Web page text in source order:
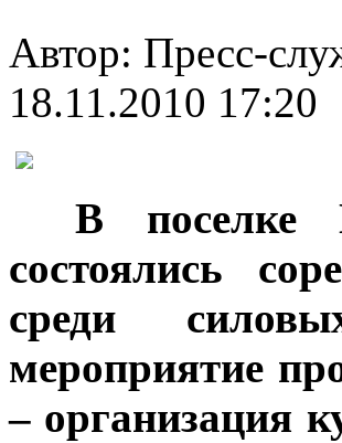
Автор: Пресс-
18.11.2010 17:20
В поселке
состоялись
среди
мероприятие
– организация